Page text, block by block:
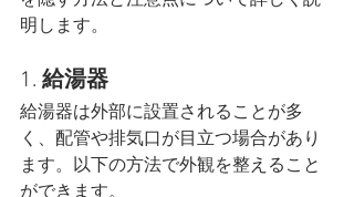
明します。
1. 給湯器
給湯器は外部に設置されることが多
く、配管や排気口が目立つ場合があり
ます。以下の方法で外観を整えること